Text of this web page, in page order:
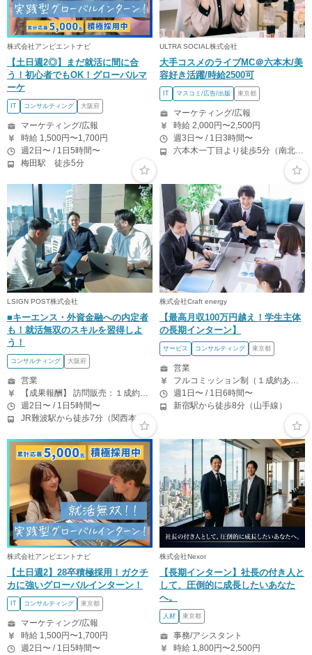
株式会社アンビエントナビ
【土日週2◎】まだ就活に間に合
う！初心者でもOK！グローバルマ
ーケ
IT コンサルティング 大阪府
マーケティング/広報
時給 1,500円〜1,700円
週2日〜 / 1日5時間〜
梅田駅 徒歩5分
ULTRA SOCIAL株式会社
大手コスメのライブMC＠六本木/美
容好き活躍/時給2500可
IT マスコミ/広告/出版 東京都
マーケティング/広報
時給 2,000円〜2,500円
週3日〜 / 1日3時間〜
六本木一丁目より徒歩5分（南北線） 溜池山王駅より徒歩10分（銀座線） 六本木駅より徒歩12分（日比谷線）
LSIGN POST株式会社
■キーエンス・外資金融への内定者
も！就活無双のスキルを習得しよ
う！
コンサルティング 大阪府
営業
【成果報酬】 訪問販売：１成約につき30,000円です。 例えば、光インターネットの成約であれば、平均的に2.5日で1件の契約が見込めます。（12,000円/1日6時間稼働） ＜月収例＞月に100万以上稼ぐ方もいます！ ・月5件成約：150,000円 ・月15件成約：450,000円 ・月30成約：900,000円➕マネジメントインセンティブ300,000円 合計1,200,000円 時給換算で2,000円程度が、平均的なインターン生の報酬となっています。
週2日〜 / 1日5時間〜
株式会社Craft energy
【最高月収100万円越え！学生主体
の長期インターン】
サービス コンサルティング 東京都
営業
フルコミッション制（１成約あたり10~25万） 時給換算で（2000円〜2500円）程度が目安となります。 月100万を稼ぐ学生多数在籍しています。 ■収入例 〇入社1か月目（早稲田大学2年生） 役職：アポインター 月間1契約×10万円＝10万円 ＋交通費 〇入社3か月目（明治大学2年生） 役職：アポインター 月間2契約×13万円＝26万円 ＋交通費 〇入社6か月目（慶應義塾大学3年生） 役職：アポインター 月間5契約×15万円＝75万円 ＋交通費 〇入社15か月目（東京大学3年生） 役職：クローザー 月間3契約×25万=75万円 ＋交通費 交通費支給あり
週1日〜 / 1日6時間〜
新宿駅から徒歩8分（山手線）
株式会社アンビエントナビ
【土日週2】28卒積極採用！ガクチ
カに強いグローバルインターン！
IT コンサルティング 東京都
マーケティング/広報
時給 1,500円〜1,700円
週2日〜 / 1日5時間〜
株式会社Nexor
【長期インターン】社長の付き人と
して、圧倒的に成長したいあなた
へ。
人材 東京都
事務/アシスタント
時給 1,800円〜2,500円